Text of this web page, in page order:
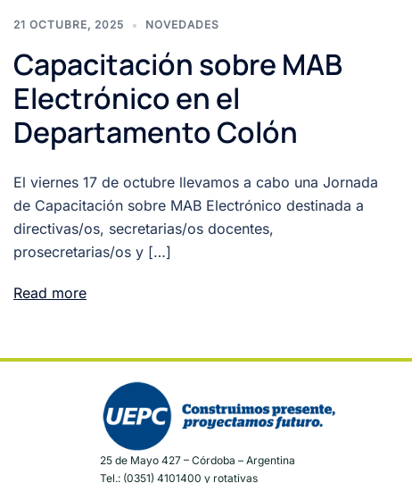
21 OCTUBRE, 2025 NOVEDADES
Capacitación sobre MAB
Electrónico en el
Departamento Colón
El viernes 17 de octubre llevamos a cabo una Jornada
de Capacitación sobre MAB Electrónico destinada a
directivas/os, secretarias/os docentes,
prosecretarias/os y […]
Read more
25 de Mayo 427 – Córdoba – Argentina
Tel.: (0351) 4101400 y rotativas